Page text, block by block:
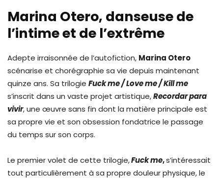
Marina Otero, danseuse de
l’intime et de l’extrême
Adepte irraisonnée de l’autofiction, Marina Otero
scénarise et chorégraphie sa vie depuis maintenant
quinze ans. Sa trilogie Fuck me / Love me / Kill me
s’inscrit dans un vaste projet artistique,Recordar para
vivir, une œuvre sans fin dont la matière principale est
sa propre vie et son obsession fondatrice le passage
du temps sur son corps.
Le premier volet de cette trilogie,Fuck me,s’intéressait
tout particulièrement à sa propre douleur physique, le